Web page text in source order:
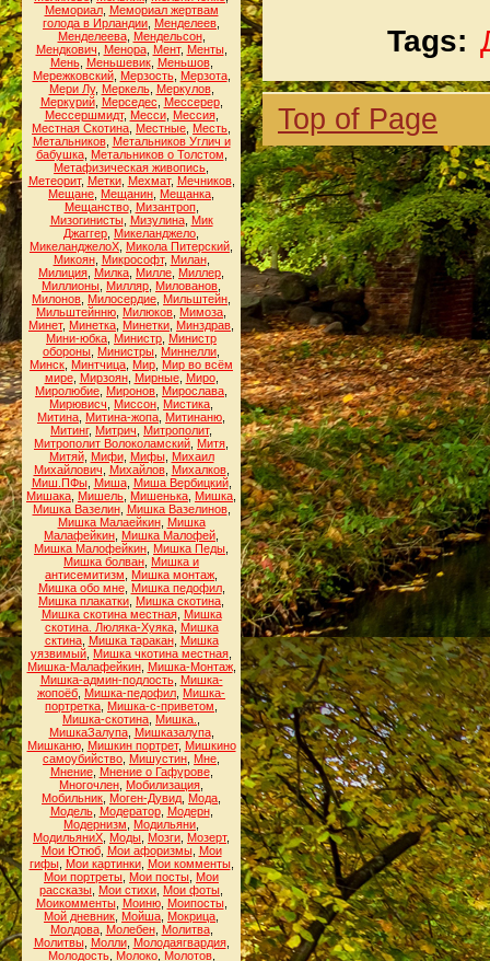
Мемориал, Мемориал жертвам
голода в Ирландии Менделеев
Менделеева, Мендельсон,
Мендкович
Менора, Мент, Менты,
Мень, Меньшевик, Меньшов,
Мережковский, Мерзость, Мерзота,
Мери Лу, Меркель, Меркулов,
Меркурий, Мерседес Мессерер,
Мессершмидт, Месси, Мессия,
Местная Скотина Местные Месть
Метальников, Метальников Углич и
бабушка, Метальников о Толстом
Метафизическая живопись
Метеорит, Метки, Мехмат, Мечников,
Мещане Мещанин Мещанка
Мещанство, Мизантроп,
Мизогинисты, Мизулина, Мик
Джаггер Микеланджело
МикеланджелоХ Микола Питерский
Микоян, Микрософт, Милан,
Милиция Милка Милле Миллер
Миллионы Милляр Милованов
Милонов Милосердие Мильштейн
Мильштейнню Милюков Мимоза
Минет, Минетка Минетки Минздрав
Мини-юбка Министр Министр
обороны Министры Миннелли
Минск Минтчица Мир Мир во всём
мире, Мирзоян, Мирные, Миро,
Миролюбие Миронов Мирослава
Мирювисч
Миссон Мистика
Митина Митина-жопа Митинаню
Митинг, Митрич Митрополит,
Митрополит Волоколамский Митя
Митяй, Мифи, Мифы, Михаил
Михайлович
Михайлов, Михалков,
Миш.ПФы, Миша, Миша Вербицкий,
Мишака Мишель Мишенька Мишка
Мишка Вазелин, Мишка Вазелинов,
Мишка Малаейкин, Мишка
Малафейкин Мишка Малофей
Мишка Малофейкин Мишка Педы
Мишка болван Мишка и
антисемитизм
Мишка монтаж
Мишка обо мне, Мишка педофил,
Мишка плакатки Мишка скотина
Мишка скотина местная, Мишка
скотина. Люляка-Хуяка, Мишка
сктина, Мишка таракан, Мишка
уязвимый Мишка чкотина местная
Мишка-Малафейкин, Мишка-Монтаж,
Мишка-админ-подлость, Мишка-
жопоёб Мишка-педофил Мишка-
портретка Мишка-с-приветом
Мишка-скотина Мишка.
МишкаЗалупа, Мишказалупа,
Мишканю, Мишкин портрет, Мишкино
самоубийство Мишустин Мне
Мнение, Мнение о Гафурове,
Многочлен Мобилизация
Мобильник Моген-Дувид Мода
Модель, Модератор, Модерн,
Модернизм
Модильяни
МодильяниХ Моды Мозги Мозерт,
Мои Ютюб, Мои афоризмы, Мои
гифы, Мои картинки, Мои комменты,
Мои портреты Мои посты Мои
рассказы Мои стихи Мои фоты
Моикомменты, Моиню, Моипосты,
Мой дневник Мойша Мокрица
Молдова, Молебен, Молитва,
Молитвы, Молли, Молодаягвардия,
Молодость, Молоко, Молотов,
Tags:
Top of Page